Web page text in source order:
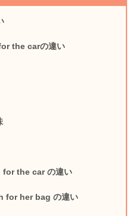
the carの違い
the car の違い
for her bag の違い